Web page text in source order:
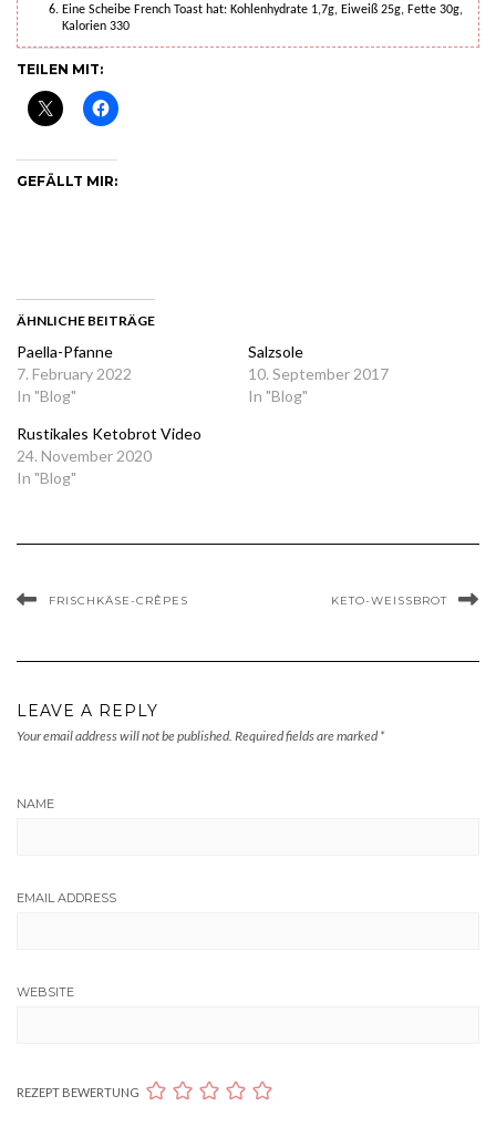
Eine Scheibe French Toast hat: Kohlenhydrate 1,7g, Eiweiß 25g, Fette 30g,
Kalorien 330
TEILEN MIT:
GEFÄLLT MIR:
ÄHNLICHE BEITRÄGE
Paella-Pfanne
7. February 2022
In "Blog"
Salzsole
10. September 2017
In "Blog"
Rustikales Ketobrot Video
24. November 2020
In "Blog"
FRISCHKÄSE-CRÊPES KETO-WEISSBROT
LEAVE A REPLY
Your email address will not be published. Required fields are marked *
NAME
EMAIL ADDRESS
WEBSITE
REZEPT BEWERTUNG